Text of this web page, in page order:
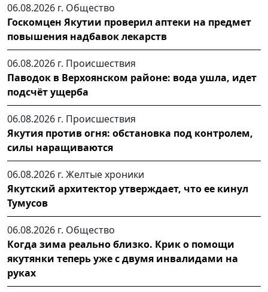
06.08.2026 г. Общество
Госкомцен Якутии проверил аптеки на предмет
повышения надбавок лекарств
06.08.2026 г. Происшествия
Паводок в Верхоянском районе: вода ушла, идет
подсчёт ущерба
06.08.2026 г. Происшествия
Якутия против огня: обстановка под контролем,
силы наращиваются
06.08.2026 г. Желтые хроники
Якутский архитектор утверждает, что ее кинул
Тумусов
06.08.2026 г. Общество
Когда зима реально близко. Крик о помощи
якутянки теперь уже с двумя инвалидами на
руках